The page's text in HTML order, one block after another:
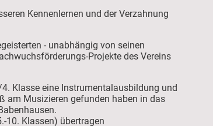
Kennenlernen und der Verzahnung
- unabhängig von seinen
Projekte des Vereins
Klasse eine Instrumentalausbildung und
am Musizieren gefunden haben in das
Dieburg-Babenhausen.
10. Klassen) übertragen